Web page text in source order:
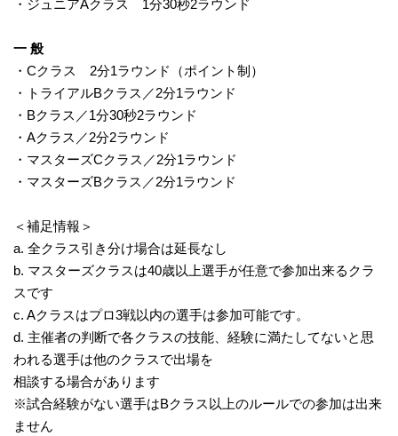
・ジュニアAクラス 1分30秒2ラウンド
一 般
・Cクラス 2分1ラウンド（ポイント制）
・トライアルBクラス／2分1ラウンド
・Bクラス／1分30秒2ラウンド
・Aクラス／2分2ラウンド
・マスターズCクラス／2分1ラウンド
・マスターズBクラス／2分1ラウンド
＜補足情報＞
a. 全クラス引き分け場合は延長なし
b. マスターズクラスは40歳以上選手が任意で参加出来るクラ
スです
c. Aクラスはプロ3戦以内の選手は参加可能です。
d. 主催者の判断で各クラスの技能、経験に満たしてないと思
われる選手は他のクラスで出場を
相談する場合があります
※試合経験がない選手はBクラス以上のルールでの参加は出来
ません​